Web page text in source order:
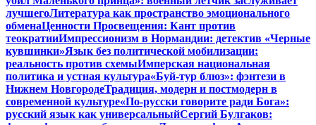
лучшегоЛитература как пространство эмоционального
обменаЦенности Просвещения: Кант против
теократииИмпрессионизм в Нормандии: детектив «Черные
кувшинки»Язык без политической мобилизации:
реальность против схемыИмперская национальная
политика и устная культура«Буй-тур блюз»: фэнтези в
Нижнем НовгородеТрадиция, модерн и постмодерн в
современной культуре«По-русски говорите ради Бога»:
русский язык как универсальныйСергий Булгаков: